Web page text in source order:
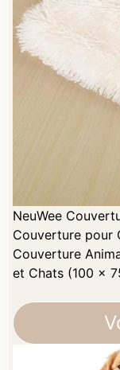
NeuWee
Couverture pour
Couverture
et Chats (100 x